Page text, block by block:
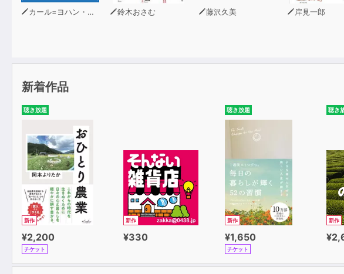
カール=ヨハン・エリーン 鈴木おさむ 藤沢久美 岸見一郎
新着作品
聴き放題
新作
¥2,200
チケット
新作
¥330
聴き放題
新作
¥1,650
チケット
聴き
新作